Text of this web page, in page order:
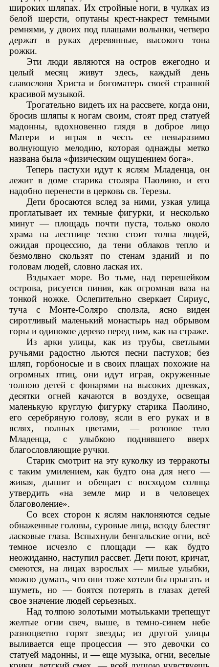
широких шляпах. Их стройные ноги, в чулках из
белой шерсти, опутаны крест-накрест темными
ремнями, у двоих под плащами волынки, четверо
держат в руках деревянные, высокого тона
рожки.
Эти люди являются на остров ежегодно и
целый месяц живут здесь, каждый день
славословя Христа и богоматерь своей странной
красивой музыкой.
Трогательно видеть их на рассвете, когда они,
бросив шляпы к ногам своим, стоят пред статуей
мадонны, вдохновенно глядя в доброе лицо
Матери и играя в честь ее невыразимо
волнующую мелодию, которая однажды метко
названа была «физическим ощущением бога».
Теперь пастухи идут к яслям Младенца, он
лежит в доме старика столяра Паолино, и его
надобно перенести в церковь св. Терезы.
Дети бросаются вслед за ними, узкая улица
проглатывает их темные фигурки, и несколько
минут — площадь почти пуста, только около
храма на лестнице тесно стоит толпа людей,
ожидая процессию, да тени облаков тепло и
безмолвно скользят по стенам зданий и по
головам людей, словно лаская их.
Вздыхает море. Во тьме, над перешейком
острова, рисуется пиния, как огромная ваза на
тонкой ножке. Ослепительно сверкает Сириус,
туча с Монте-Соляро сползла, ясно виден
сиротливый маленький монастырь над обрывом
горы и одинокое дерево перед ним, как на страже.
Из арки улицы, как из трубы, светлыми
ручьями радостно льются песни пастухов; без
шляп, горбоносые и в своих плащах похожие на
огромных птиц, они идут играя, окруженные
толпою детей с фонарями на высоких древках,
десятки огней качаются в воздухе, освещая
маленькую круглую фигурку старика Паолино,
его серебряную голову, ясли в его руках и в
яслях, полных цветами, — розовое тело
Младенца, с улыбкою поднявшего вверх
благословляющие ручки.
Старик смотрит на эту куколку из терракоты
с таким умилением, как будто она для него —
живая, дышит и обещает с восходом солнца
утвердить «на земле мир и в человецех
благоволение».
Со всех сторон к яслям наклоняются седые
обнаженные головы, суровые лица, всюду блестят
ласковые глаза. Вспыхнули бенгальские огни, всё
темное исчезло с площади — как будто
неожиданно, наступил рассвет. Дети поют, кричат,
смеются, на лицах взрослых — милые улыбки,
можно думать, что они тоже хотели бы прыгать и
шуметь, но — боятся потерять в глазах детей
свое значение людей серьезных.
Над толпою золотыми мотыльками трепещут
желтые огни свеч, выше, в темно-синем небе
разноцветно горят звезды; из другой улицы
выливается еще процессия — это девочки со
статуей мадонны, и — еще музыка, огни, веселые